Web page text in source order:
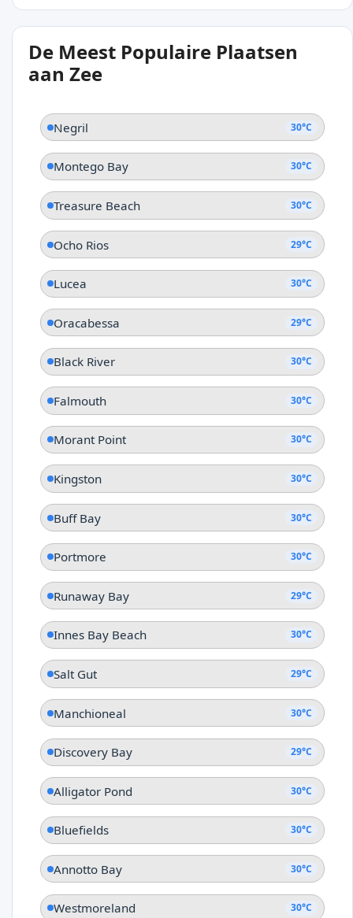
30°C
Port Antonio
De Meest Populaire Plaatsen
aan Zee
Negril 30°C
Montego Bay 30°C
Treasure Beach 30°C
Ocho Rios 29°C
Lucea 30°C
Oracabessa 29°C
Black River 30°C
Falmouth 30°C
Morant Point 30°C
Kingston 30°C
Buff Bay 30°C
Portmore 30°C
Runaway Bay 29°C
Innes Bay Beach 30°C
Salt Gut 29°C
Manchioneal 30°C
Discovery Bay 29°C
Alligator Pond 30°C
Bluefields 30°C
Annotto Bay 30°C
Westmoreland 30°C